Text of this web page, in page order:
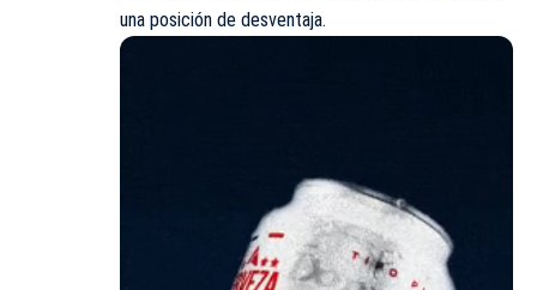
una posición de desventaja.